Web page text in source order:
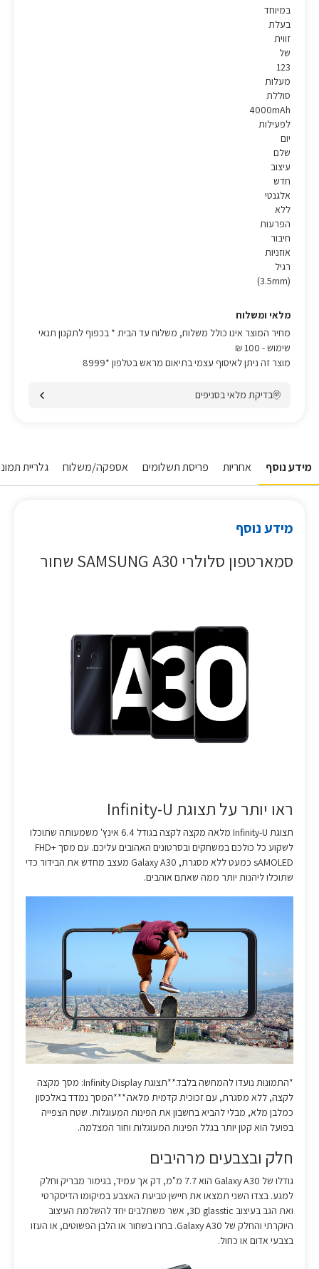
במיוחד
בעלת
זווית
של
123
מעלות
סוללת
4000mAh
לפעילות
יום
שלם
עיצוב
חדש
אלגנטי
ללא
הפרעות
חיבור
אוזניות
רגיל
מלאי ומשלוח
מחיר המוצר אינו כולל משלוח, משלוח עד הבית * בכפוף לתקנון תנאי
שימוש- 100 ₪
מוצר זה ניתן לאיסוף עצמי בתיאום מראש בטלפון *8999
בדיקת מלאי בסניפים
מידע נוסף אחריות פריסת תשלומים אספקה/משלוח גלריית
מידע נוסף
סמארטפון סלולרי SAMSUNG A30 שחור
ראו יותר על תצוגת Infinity-U
תצוגת Infinity-U מלאה מקצה לקצה בגודל 6.4 אינץ' משמעותה שתוכלו
לשקוע כל כולכם במשחקים ובסרטונים האהובים עליכם. עם מסך FHD+
sAMOLED כמעט ללא מסגרת, Galaxy A30 מעצב מחדש את הבידור כדי
שתוכלו ליהנות יותר ממה שאתם אוהבים.
*התמונות נועדו להמחשה בלבד.**תצוגת Infinity Display: מסך מקצה
לקצה, ללא מסגרת, עם זכוכית קדמית מלאה.***המסך נמדד באלכסון
כמלבן מלא, מבלי להביא בחשבון את הפינות המעוגלות. שטח הצפייה
בפועל הוא קטן יותר בגלל הפינות המעוגלות וחור המצלמה.
חלק ובצבעים מרהיבים
גודלו של Galaxy A30 הוא 7.7 מ"מ, דק אך עמיד, בגימור מבריק וחלק
למגע. בצדו השני תמצאו את חיישן טביעת האצבע במיקומו הדיסקרטי
ואת הגב בעיצוב 3D glasstic, אשר משתלבים יחד להשלמת העיצוב
היוקרתי והחלק של Galaxy A30. בחרו בשחור או הלבן הפשוטים, או העזו
בצבעי אדום או כחול.